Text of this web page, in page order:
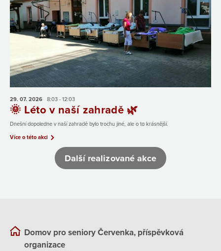
29. 07. 2026 8:03 - 12:03
🌞 Léto v naší zahradě 🌿
Dnešní dopoledne v naší zahradě bylo trochu jiné, ale o to krásnější.
Více o této akci
Další realizované akce
Domov pro seniory Červenka, příspěvková
organizace